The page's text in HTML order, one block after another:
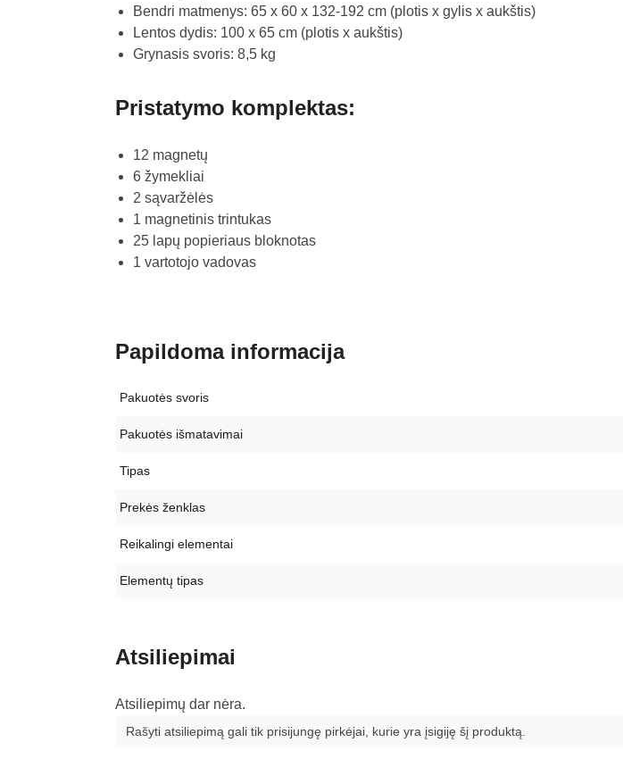
Bendri matmenys: 65 x 60 x 132-192 cm (plotis x gylis x aukštis)
Lentos dydis: 100 x 65 cm (plotis x aukštis)
Grynasis svoris: 8,5 kg
Pristatymo komplektas:
12 magnetų
6 žymekliai
2 sąvaržėlės
1 magnetinis trintukas
25 lapų popieriaus bloknotas
1 vartotojo vadovas
Papildoma informacija
Pakuotės svoris
Pakuotės išmatavimai
Tipas
Prekės ženklas
Reikalingi elementai
Elementų tipas
Atsiliepimai
Atsiliepimų dar nėra.
Rašyti atsiliepimą gali tik prisijungę pirkėjai, kurie yra įsigiję šį produktą.